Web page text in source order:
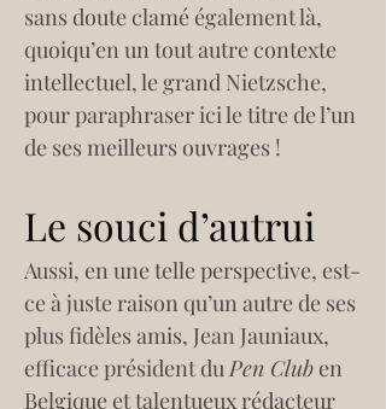
sans doute clamé également là,
quoiqu’en un tout autre contexte
intellectuel, le grand Nietzsche,
pour paraphraser ici le titre de l’un
de ses meilleurs ouvrages !
Le souci d’autrui
Aussi, en une telle perspective, est-
ce à juste raison qu’un autre de ses
plus fidèles amis, Jean Jauniaux,
efficace président du Pen Club en
Belgique et talentueux rédacteur